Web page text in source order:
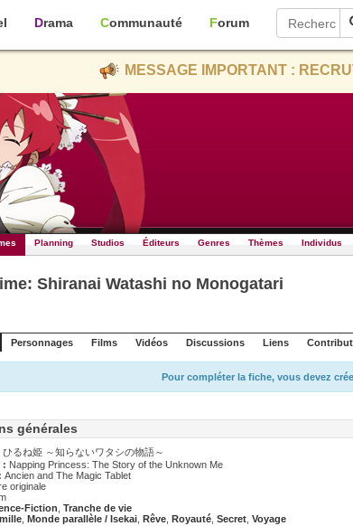
Drama Communauté Forum
MESSAGE IMPORTANT :
Planning Studios Éditeurs Genres Thèmes Individus
Shiranai Watashi no Monogatari
Personnages Films Vidéos Discussions Liens
Pour compléter la fiche, vous devez
générales
ひるね姫 ～知らないワタシの物語～
: Napping Princess: The Story of the Unknown Me
Ancien and The Magic Tablet
originale
Fiction Tranche de vie
Monde parallèle / Isekai Rêve Royauté Secret Voyage